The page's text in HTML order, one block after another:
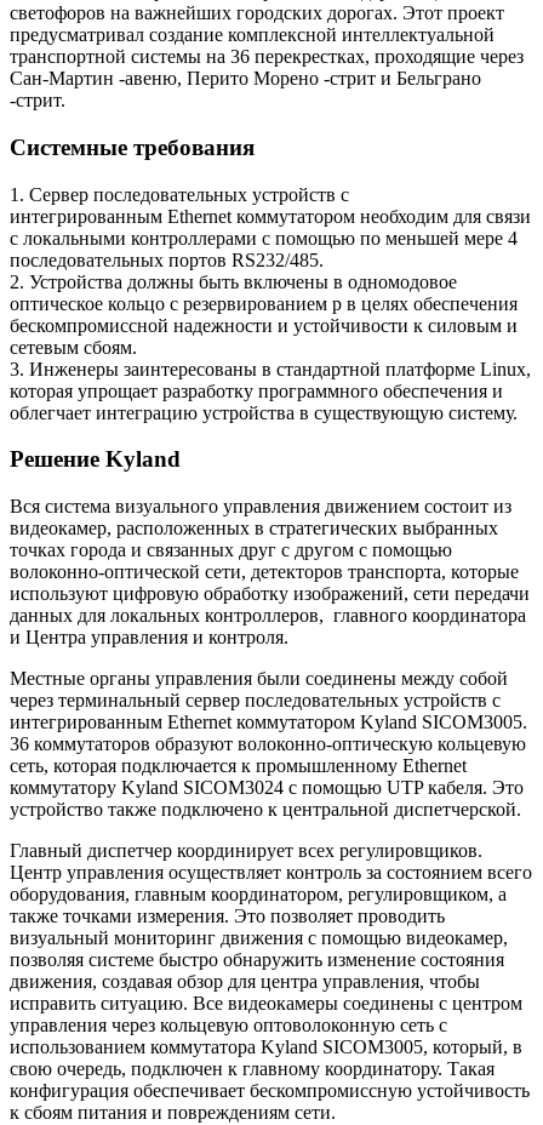
светофоров на важнейших городских дорогах. Этот проект
предусматривал создание комплексной интеллектуальной
транспортной системы на 36 перекрестках, проходящие через
Сан-Мартин -авеню, Перито Морено -стрит и Бельграно
-стрит.
Системные требования
1. Сервер последовательных устройств с
интегрированным Ethernet коммутатором необходим для связи
с локальными контроллерами с помощью по меньшей мере 4
последовательных портов RS232/485.
2. Устройства должны быть включены в одномодовое
оптическое кольцо с резервированием р в целях обеспечения
бескомпромиссной надежности и устойчивости к силовым и
сетевым сбоям.
3. Инженеры заинтересованы в стандартной платформе Linux,
которая упрощает разработку программного обеспечения и
облегчает интеграцию устройства в существующую систему.
Решение Kyland
Вся система визуального управления движением состоит из
видеокамер, расположенных в стратегических выбранных
точках города и связанных друг с другом с помощью
волоконно-оптической сети, детекторов транспорта, которые
используют цифровую обработку изображений, сети передачи
данных для локальных контроллеров, главного координатора
и Центра управления и контроля.
Местные органы управления были соединены между собой
через терминальный сервер последовательных устройств с
интегрированным Ethernet коммутатором Kyland SICOM3005.
36 коммутаторов образуют волоконно-оптическую кольцевую
сеть, которая подключается к промышленному Ethernet
коммутатору Kyland SICOM3024 с помощью UTP кабеля. Это
устройство также подключено к центральной диспетчерской.
Главный диспетчер координирует всех регулировщиков.
Центр управления осуществляет контроль за состоянием всего
оборудования, главным координатором, регулировщиком, а
также точками измерения. Это позволяет проводить
визуальный мониторинг движения с помощью видеокамер,
позволяя системе быстро обнаружить изменение состояния
движения, создавая обзор для центра управления, чтобы
исправить ситуацию. Все видеокамеры соединены с центром
управления через кольцевую оптоволоконную сеть с
использованием коммутатора Kyland SICOM3005, который, в
свою очередь, подключен к главному координатору. Такая
конфигурация обеспечивает бескомпромиссную устойчивость
к сбоям питания и повреждениям сети.